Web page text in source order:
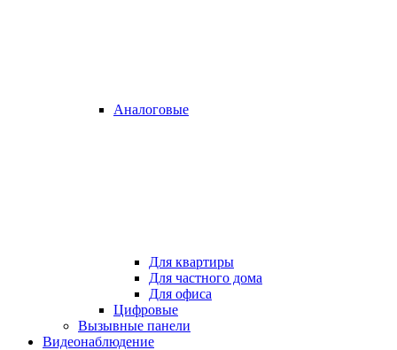
Аналоговые
Для квартиры
Для частного дома
Для офиса
Цифровые
Вызывные панели
Видеонаблюдение